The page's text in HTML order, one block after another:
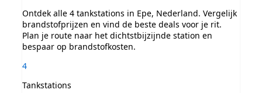
Ontdek alle 4 tankstations in Epe, Nederland. Vergelijk
brandstofprijzen en vind de beste deals voor je rit.
Plan je route naar het dichtstbijzijnde station en
bespaar op brandstofkosten.
4
Tankstations